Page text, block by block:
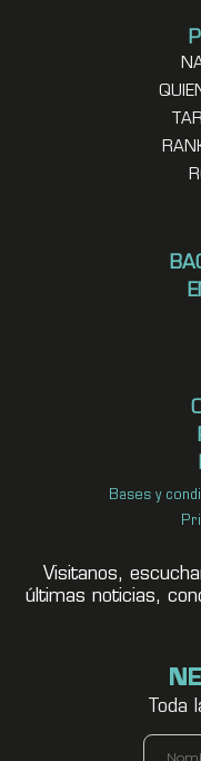
Bases y
Visitanos,
últimas noticias,
Toda